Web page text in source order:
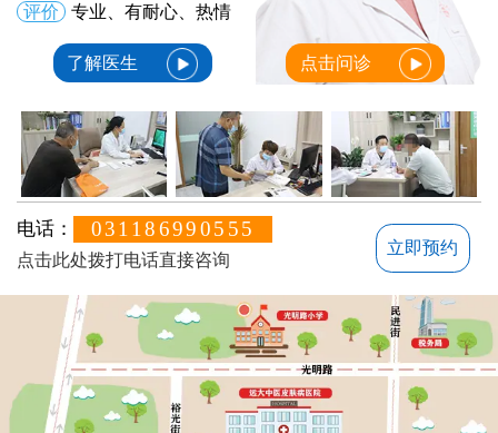
评价
专业、有耐心、热情
了解医生 点击问诊
电话： 031186990555
点击此处拨打电话直接咨询
立即预约